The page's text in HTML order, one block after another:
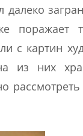
поражает
с картин
из них